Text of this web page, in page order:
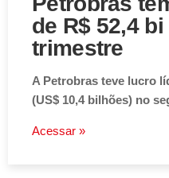
de R$ 52,4
trimestre
A Petrobras teve lucro
(US$ 10,4 bilhões) no
Acessar »